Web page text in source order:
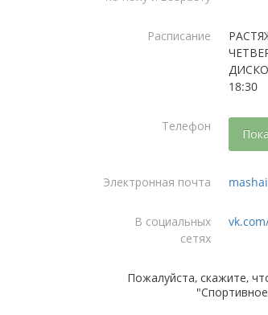
Расписание
18:30
Телефон
Электронная почта
В социальных
сетях
Пожалуйста, скажите,